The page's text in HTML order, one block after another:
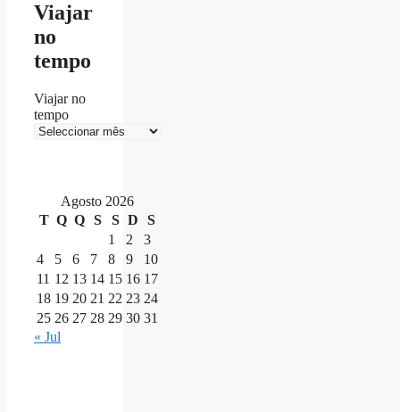
Viajar
no
tempo
Viajar no
tempo
Agosto 2026
T Q Q S S D
S
1
2
3
4
5 6 7 8 9
10
11 12 13 14 15 16 17
18 19 20 21 22 23 24
25 26 27 28 29 30 31
« Jul